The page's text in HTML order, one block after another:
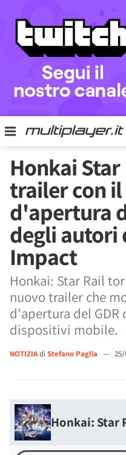
Honkai Star
trailer con
d'apertura
degli autori
Impact
Honkai: Star Rail
nuovo trailer che
d'apertura del GDR
dispositivi mobile.
NOTIZIAdi Stefano Paglia — 25/
Honkai: Star